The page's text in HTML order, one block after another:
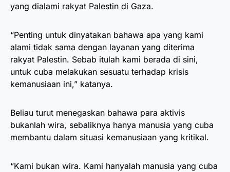
yang dialami rakyat Palestin di Gaza.
“Penting untuk dinyatakan bahawa apa yang kami
alami tidak sama dengan layanan yang diterima
rakyat Palestin. Sebab itulah kami berada di sini,
untuk cuba melakukan sesuatu terhadap krisis
kemanusiaan ini,” katanya.
Beliau turut menegaskan bahawa para aktivis
bukanlah wira, sebaliknya hanya manusia yang cuba
membantu dalam situasi kemanusiaan yang kritikal.
“Kami bukan wira. Kami hanyalah manusia yang cuba